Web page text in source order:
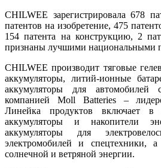
CHILWEE зарегистрировала 678
патентов на изобретение, 475
154 патента на конструкцию, 2
признаны лучшими национальными
CHILWEE производит тяговые
аккумуляторы, литий-ионные
аккумуляторы для автомобилей
компанией Moll Batteries –
Линейка продуктов включает в
аккумуляторы и накопители
аккумуляторы для
электромобилей и спецтехники,
солнечной и ветряной энергии.